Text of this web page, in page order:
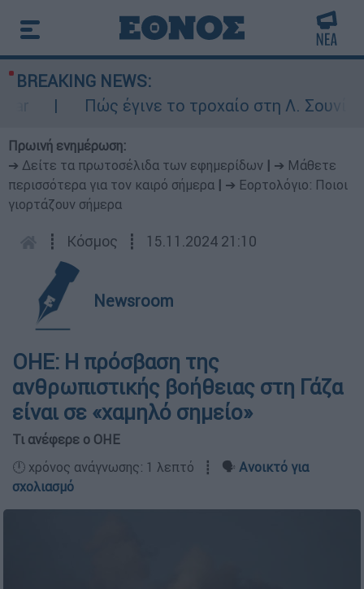
BREAKING NEWS:
Πώς έγινε το τροχαίο στη Λ.
Πρωινή ενημέρωση:
➔ Δείτε τα πρωτοσέλιδα των εφημερίδων
➔ Μάθετε
περισσότερα για τον καιρό σήμερα
➔ Εορτολόγιο: Ποιοι
γιορτάζουν σήμερα
┋ Κόσμος ┋ 15.11.2024 21:10
Newsroom
ΟΗΕ: Η πρόσβαση της
ανθρωπιστικής βοήθειας στη Γάζα
είναι σε «χαμηλό σημείο»
Τι ανέφερε ο ΟΗΕ
🕛 χρόνος ανάγνωσης: 1 λεπτό ┋ 🗣️ Ανοικτό για
σχολιασμό